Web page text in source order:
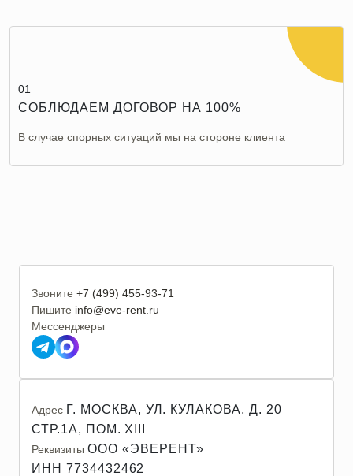
01
СОБЛЮДАЕМ ДОГОВОР НА 100%
В случае спорных ситуаций мы на стороне клиента
Звоните +7 (499) 455-93-71
Пишите info@eve-rent.ru
Мессенджеры
Адрес Г. МОСКВА, УЛ. КУЛАКОВА, Д. 20
СТР.1А, ПОМ. XIII
Реквизиты ООО «ЭВЕРЕНТ»
ИНН 7734432462